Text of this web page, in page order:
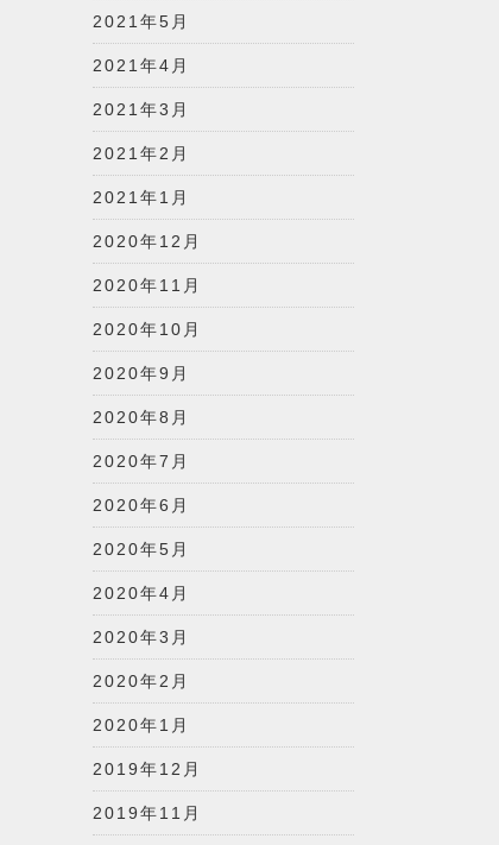
2021年5月
2021年4月
2021年3月
2021年2月
2021年1月
2020年12月
2020年11月
2020年10月
2020年9月
2020年8月
2020年7月
2020年6月
2020年5月
2020年4月
2020年3月
2020年2月
2020年1月
2019年12月
2019年11月